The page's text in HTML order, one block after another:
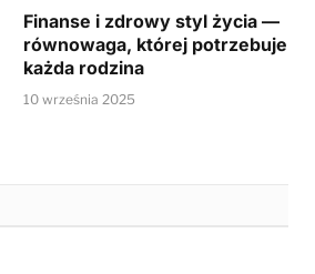
Finanse i zdrowy styl życia —
równowaga, której potrzebuje
każda rodzina
10 września 2025